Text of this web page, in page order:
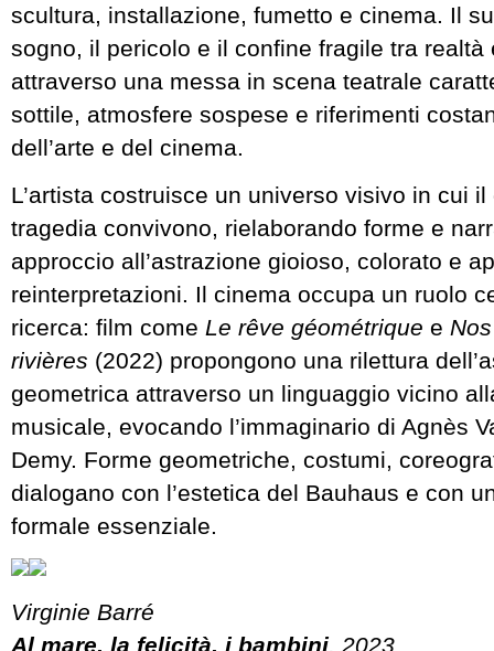
scultura, installazione, fumetto e cinema. Il
sogno, il pericolo e il confine fragile tra realtà
attraverso una messa in scena teatrale
sottile, atmosfere sospese e riferimenti
dell’arte e del cinema.
L’artista costruisce un universo visivo in cui
tragedia convivono, rielaborando forme e
approccio all’astrazione gioioso, colorato e
reinterpretazioni. Il cinema occupa un ruolo
ricerca: film come Le rêve géométrique e
rivières (2022) propongono una rilettura
geometrica attraverso un linguaggio vicino
musicale, evocando l’immaginario di Agnès
Demy. Forme geometriche, costumi,
dialogano con l’estetica del Bauhaus e con
formale essenziale.
Virginie Barré
Al mare, la felicità, i bambini, 2023